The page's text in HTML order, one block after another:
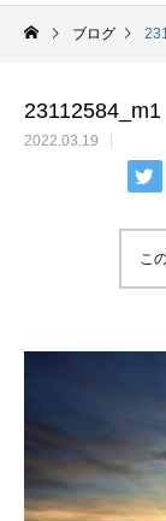
ブログ
23112584_m1
2022.03.19
こ